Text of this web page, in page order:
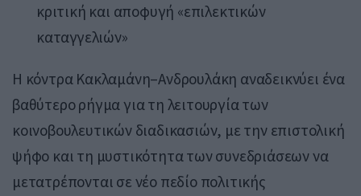
κριτική και αποφυγή «επιλεκτικών
καταγγελιών»
Η κόντρα Κακλαμάνη–Ανδρουλάκη αναδεικνύει ένα
βαθύτερο ρήγμα για τη λειτουργία των
κοινοβουλευτικών διαδικασιών, με την επιστολική
ψήφο και τη μυστικότητα των συνεδριάσεων να
μετατρέπονται σε νέο πεδίο πολιτικής